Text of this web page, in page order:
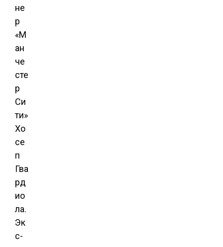
не
р
«М
ан
че
сте
р
Си
ти»
Хо
се
п
Гва
рд
ио
ла.
Эк
с-